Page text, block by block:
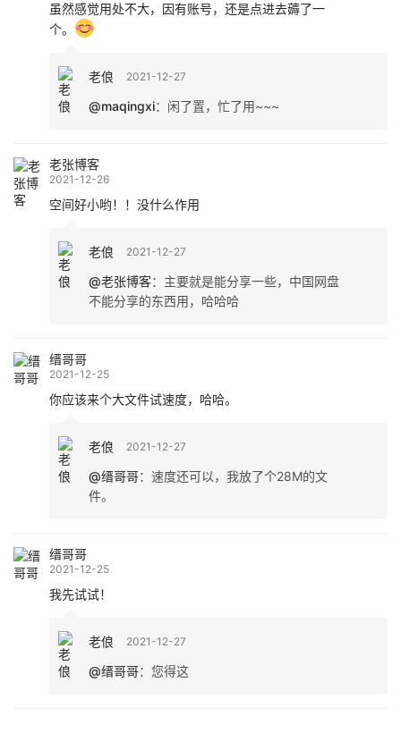
虽然感觉用处不大，因有账号，还是点进去薅了一
个。
老俍 2021-12-27
@maqingxi： 闲了置，忙了用~~~
老张博客
2021-12-26
空间好小哟！！没什么作用
老俍 2021-12-27
@老张博客： 主要就是能分享一些，中国网盘
不能分享的东西用，哈哈哈
缙哥哥
2021-12-25
你应该来个大文件试速度，哈哈。
老俍 2021-12-27
@缙哥哥： 速度还可以，我放了个28M的文
件。
缙哥哥
2021-12-25
我先试试！
老俍 2021-12-27
@缙哥哥： 您得这